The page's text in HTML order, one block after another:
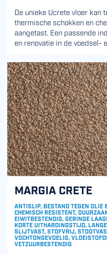
De unieke Ucrete vloer kan
thermische schokken en
aangetast. Een passende
en renovatie in de voedsel-
MARGIA CRETE
ANTISLIP, BESTAND TEGEN OLIE
CHEMISCH RESISTENT,
EIWITBESTENDIG, GERINGE
KORTE UITHARDINGSTIJD,
SLIJTVAST, STOFVRIJ,
VOCHTONGEVOELIG,
VETZUURBESTENDIG